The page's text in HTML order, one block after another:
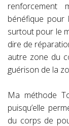
renforcement
bénéfique pour
surtout pour le
dire de
autre zone du
guérison de la
Ma méthode
puisqu’elle
du corps de